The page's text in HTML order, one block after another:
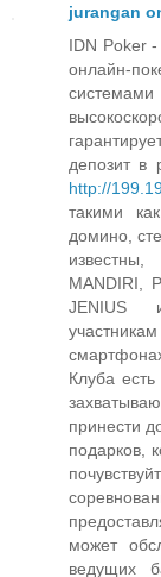
jurangan
IDN Poker
онлайн-
системами
депозит в
http://
такими
домино,
MANDIRI,
JENIUS
Клуба
принести
подарков,
может
ведущих